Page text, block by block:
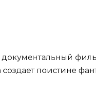
создает поистине